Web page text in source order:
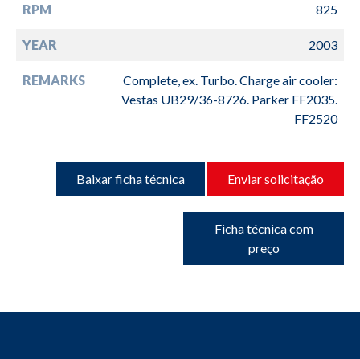
RPM 825
YEAR 2003
REMARKS
Complete, ex. Turbo. Charge air cooler:
Vestas UB29/36-8726. Parker FF2035.
FF2520
Baixar ficha técnica Enviar solicitação
Ficha técnica com
preço